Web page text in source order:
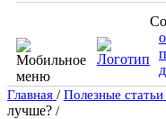
Главная / Полезные статьи
лучше? /